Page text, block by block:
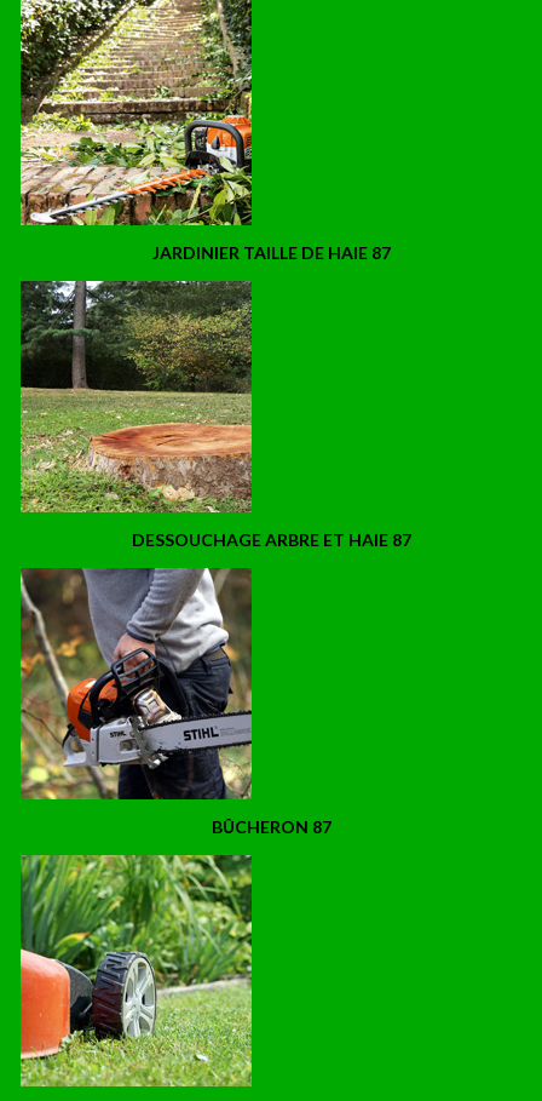
JARDINIER TAILLE DE HAIE 87
DESSOUCHAGE ARBRE ET HAIE 87
BÛCHERON 87